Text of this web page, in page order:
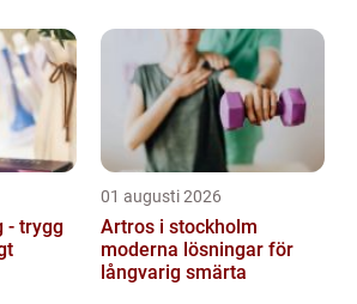
snabbt, och skillnaden
- trygg
01 augusti 2026
Artros i stockholm
moderna lösningar för
långvarig smärta